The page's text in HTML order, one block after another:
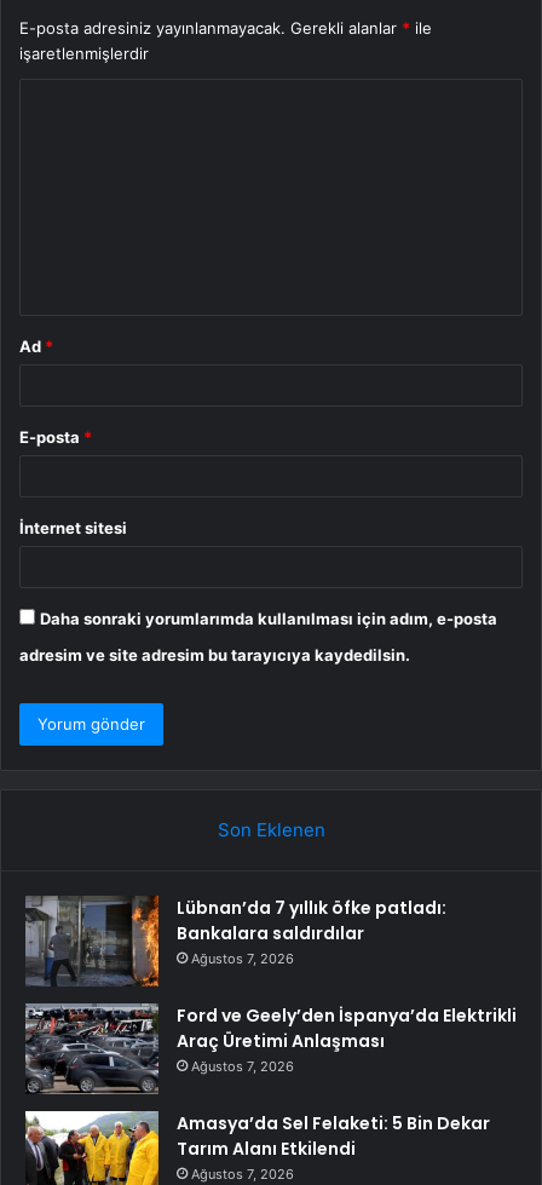
E-posta adresiniz yayınlanmayacak. Gerekli alanlar * ile
işaretlenmişlerdir
Ad *
E-posta *
İnternet sitesi
Daha sonraki yorumlarımda kullanılması için adım, e-posta
adresim ve site adresim bu tarayıcıya kaydedilsin.
Son Eklenen
Lübnan’da 7 yıllık öfke patladı:
Bankalara saldırdılar
Ağustos 7, 2026
Ford ve Geely’den İspanya’da Elektrikli
Araç Üretimi Anlaşması
Ağustos 7, 2026
Amasya’da Sel Felaketi: 5 Bin Dekar
Tarım Alanı Etkilendi
Ağustos 7, 2026